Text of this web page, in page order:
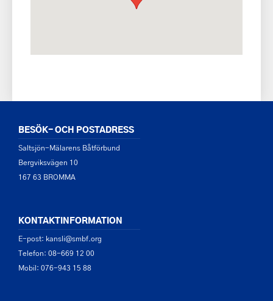
BESÖK- OCH POSTADRESS
Saltsjön-Mälarens Båtförbund
Bergviksvägen 10
167 63 BROMMA
KONTAKTINFORMATION
E-post: kansli@smbf.org
Telefon: 08-669 12 00
Mobil: 076-943 15 88